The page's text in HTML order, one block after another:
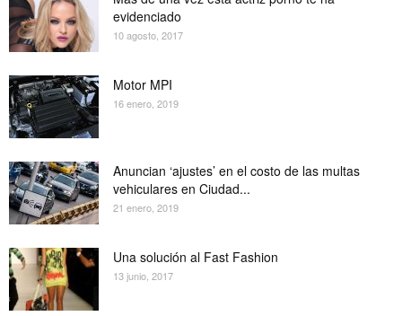
evidenciado
10 agosto, 2017
Motor MPI
16 enero, 2019
Anuncian ‘ajustes’ en el costo de las multas
vehiculares en Ciudad...
21 enero, 2019
Una solución al Fast Fashion
13 junio, 2017